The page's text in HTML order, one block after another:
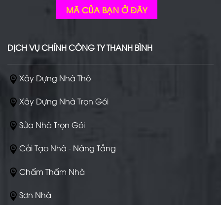
MÃ CỦA BẠN Ở ĐÂY
DỊCH VỤ CHÍNH CÔNG TY THANH BÌNH
Xây Dựng Nhà Thô
Xây Dựng Nhà Trọn Gói
Sửa Nhà Trọn Gói
Cải Tạo Nhà - Nâng Tầng
Chấm Thấm Nhà
Sơn Nhà